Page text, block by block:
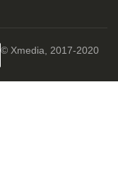
© Xmedia, 2017-2020